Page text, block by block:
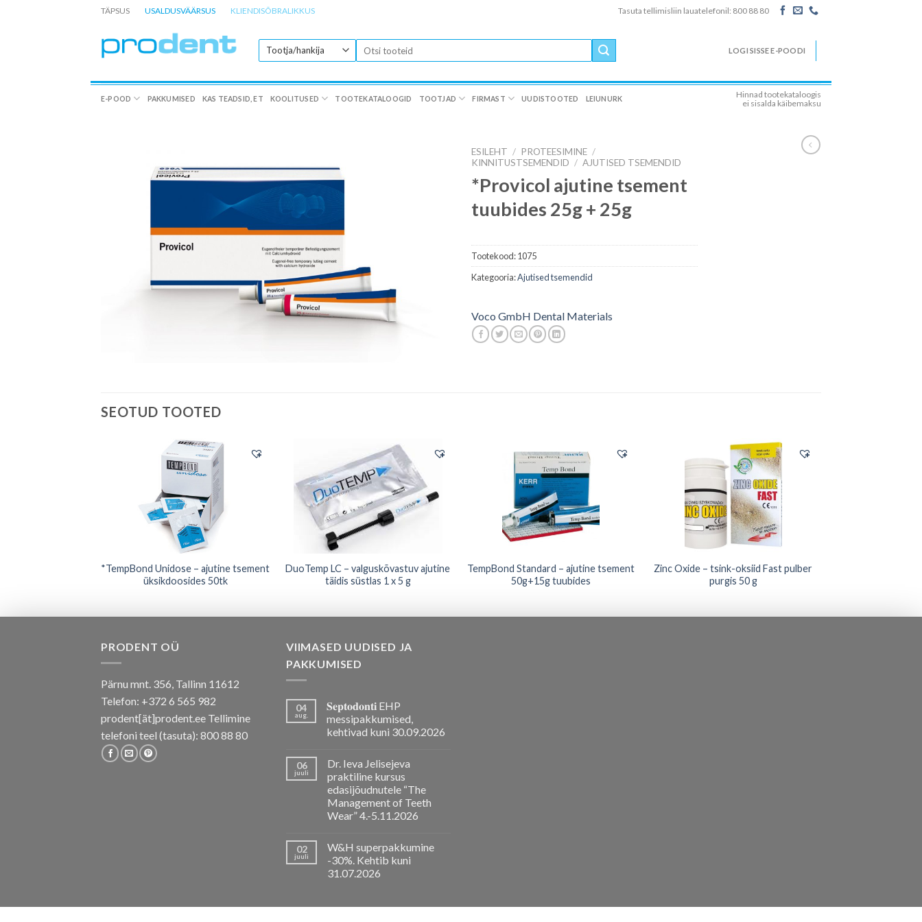
TÄPSUS USALDUSVÄÄRSUS KLIENDISÕBRALIKKUS Tasuta tellimisliin lauatelefonil: 800 88 80
LOGI SISSE E-POODI
E-POOD PAKKUMISED KAS TEADSID, ET KOOLITUSED TOOTEKATALOOGID TOOTJAD FIRMAST UUDISTOOTED LEIUNURK
Hinnad tootekataloogis
ei sisalda käibemaksu
ESILEHT / PROTEESIMINE /
KINNITUSTSEMENDID / AJUTISED TSEMENDID
*Provicol ajutine tsement
tuubides 25g + 25g
Tootekood:1075
Kategooria:Ajutised tsemendid
Voco GmbH Dental Materials
SEOTUD TOOTED
*TempBond Unidose – ajutine tsement
üksikdoosides 50tk
DuoTemp LC – valguskõvastuv ajutine
täidis süstlas 1 x 5 g
TempBond Standard – ajutine tsement
50g+15g tuubides
Zinc Oxide – tsink-oksiid Fast pulber
purgis 50 g
PRODENT OÜ
Pärnu mnt. 356, Tallinn 11612
Telefon: +372 6 565 982
prodent[ät]prodent.ee Tellimine
telefoni teel (tasuta): 800 88 80
VIIMASED UUDISED JA
PAKKUMISED
04
aug.
𝐒𝐞𝐩𝐭𝐨𝐝𝐨𝐧𝐭𝐢 EHP
messipakkumised,
kehtivad kuni 30.09.2026
06
juuli
Dr. Ieva Jelisejeva
praktiline kursus
edasijõudnutele “The
Management of Teeth
Wear” 4.-5.11.2026
02
juuli
W&H superpakkumine
-30%. Kehtib kuni
31.07.2026